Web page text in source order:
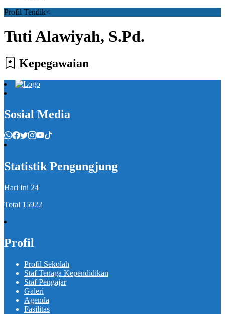
Profil Tendik<
Tuti Alawiyah, S.Pd.
Kepegawaian
Sosial Media
Statistik Pengungjung
Hari Ini 24
Total 15922
Profil
Profil Sekolah
Staf Tenaga Kependidikan
Staf Pengajar
Galeri
Agenda
Fasilitas